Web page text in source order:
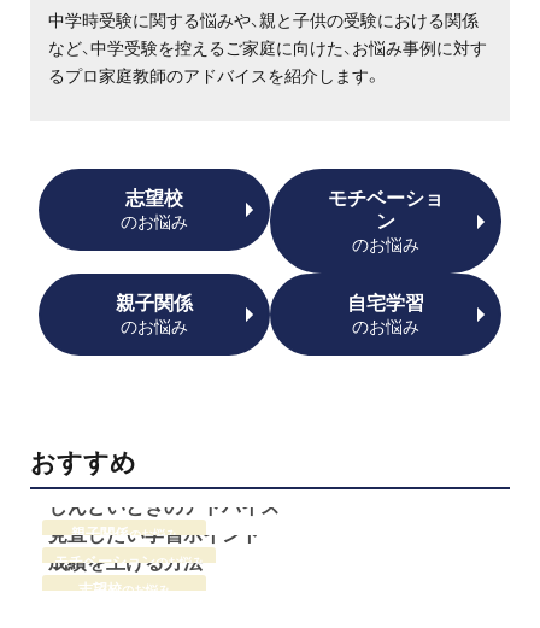
採用情報
免責事項・著作権等
中学時受験に関する悩みや、親と子供の受験における関係
など、中学受験を控えるご家庭に向けた、お悩み事例に対す
るプロ家庭教師のアドバイスを紹介します。
志望校
のお悩み
モチベーショ
ン
のお悩み
親子関係
のお悩み
自宅学習
のお悩み
おすすめ
親子関係のお悩み
中学受験に疲れた母親へ
しんどいときのアドバイス
モチベーションのお悩み
中学受験で成績が上がらない
見直したい学習ポイント
志望校のお悩み
中学受験でやる気がない子の
成績を上げる方法